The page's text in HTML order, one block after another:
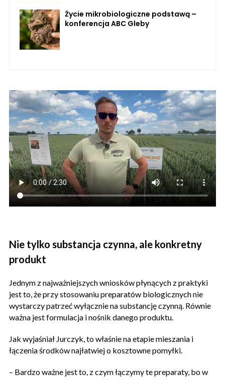
Życie mikrobiologiczne podstawą –
konferencja ABC Gleby
Nie tylko substancja czynna, ale konkretny
produkt
Jednym z najważniejszych wniosków płynących z praktyki
jest to, że przy stosowaniu preparatów biologicznych nie
wystarczy patrzeć wyłącznie na substancję czynną. Równie
ważna jest formulacja i nośnik danego produktu.
Jak wyjaśniał Jurczyk, to właśnie na etapie mieszania i
łączenia środków najłatwiej o kosztowne pomyłki.
– Bardzo ważne jest to, z czym łączymy te preparaty, bo w